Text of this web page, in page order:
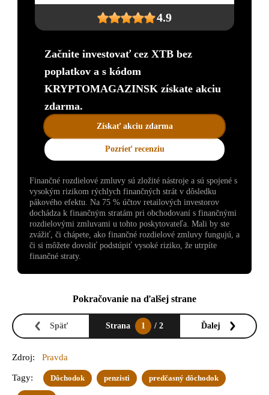
4.9
Začnite investovať cez XTB bez
poplatkov a s kódom
KRYPTOMAGAZINSK získate akciu
zdarma.
Získať akciu zdarma
Pozrieť recenziu
Finančné rozdielové zmluvy sú zložité nástroje a sú spojené s
vysokým rizikom rýchlych finančných strát v dôsledku
pákového efektu. Na 75 % účtov retailových investorov
dochádza k finančným stratám pri obchodovaní s finančnými
rozdielovými zmluvami u tohto poskytovateľa. Mali by ste
zvážiť, či chápete, ako finančné rozdielové zmluvy fungujú, a
či si môžete dovoliť podstúpiť vysoké riziko, že utrpíte
finančné straty.
Pokračovanie na ďalšej strane
Späť Strana 1 / 2 Ďalej
Zdroj: Pravda
Tagy: Dôchodok penzisti predčasný dôchodok